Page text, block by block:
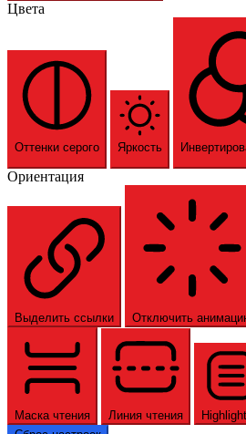
Цвета
Оттенки серого Яркость
Ориентация
Выделить ссылки Отключить
Маска чтения Линия чтения